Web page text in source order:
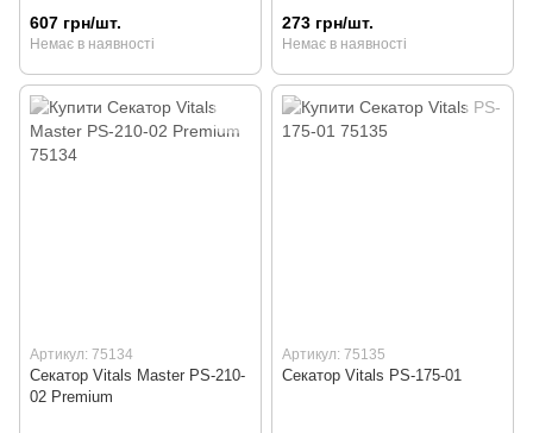
607 грн/шт.
Немає в наявності
273 грн/шт.
Немає в наявності
Артикул: 75134
Секатор Vitals Master PS-210-
02 Premium
Артикул: 75135
Секатор Vitals PS-175-01